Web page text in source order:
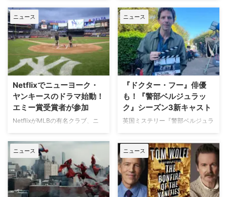
放送
日本で唯一のアクション海外ドラ
マ専門チャンネル「アクションチ
ャンネル」にて、8月11日の山の
日に合わせた特別編成「山が舞台
のアクション特集」が放送され
る。 8月11日「山の日」に注目の
山岳アクション2作品を特別編成
今回の特集では、米陸軍特殊部隊
出身の保安官が山岳地帯の町で起
きる難事件に挑む全米大ヒット作
『ブルーリッジ 山岳捜査網』が
独占日本初放送。さらに、元特殊
部隊員の父親が娘を守るために大
自然を駆け巡るフランス発の話題
作『デビルズ・リープ～娘を守
れ！最強の親父』が一挙放送され
る。雄大な自然の中で繰り広 …
リへ行く』第6シーズンに出演す
るイギリス人女優のミニー・ドラ
イヴァーが、フランスでの撮影休
止期間中に深刻な自動車事故に遭
っていたことが分かった。 生き
ていられることに心から感謝 ミ
ニーは過去8週間にわたり、
と題した動画シリーズを投稿。最
終シーズンの撮影で滞在していた
パリでの日常をファンに届けてい
た。しかし8月6日（木）早朝、
公開。「パリの最新情報だけど、
実はロンドンに戻っ …
ニュース
Netflixでニューヨーク・
ヤンキースのドラマ始動！
エミー賞受賞者が参加
NetflixがMLBの有名クラブ、ニ
した新作ドラマシリーズの開発を
進めている。米Varietyが報じ
た。 『オザークへようこそ』ジ
ェイソン・ベイトマンも関与
Netflixは、今年3月のMLB開幕戦
をライヴ配信したのを皮切りに、
ニュース
『ドクター・フー』俳優
も！『警部ベルジュラッ
ク』シーズン3新キャスト
英国ミステリー『警部ベルジュラ
新たに加わることも明らかになっ
た。英BBCなど複数のメディアが
伝えている。 これまでで最も衝
撃的な事件に巻き込まれるベルジ
ュラック 1981年から1991年にか
ニュース ニュース